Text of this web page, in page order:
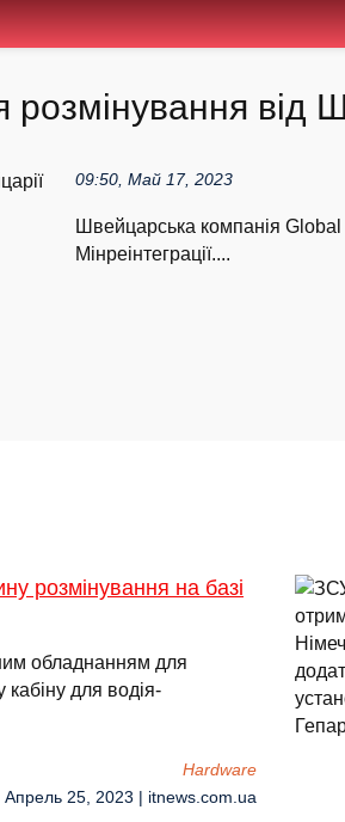
від
09:50, Май 17, 2023
Швейцарська компанія
Мінреінтеграції....
розмінування на базі
обладнанням для
для водія-
Hardware
Апрель 25, 2023 | itnews.com.ua